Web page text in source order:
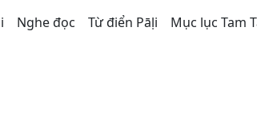
Nghe đọc Từ điển Pāḷi Mục lục Tam